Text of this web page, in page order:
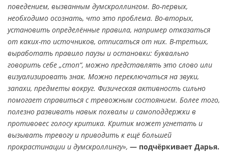
поведением, вызванным думскроллингом. Во-первых,
необходимо осознать, что это проблема. Во-вторых,
установить определённые правила, например отказаться
от каких-то источников, отписаться от них. В-третьих,
выработать правило паузы и остановки: буквально
говорить себе „стоп“, можно представлять это слово или
визуализировать знак. Можно переключаться на звуки,
запахи, предметы вокруг. Физическая активность сильно
помогает справиться с тревожным состоянием. Более того,
полезно развивать навык похвалы и самоподдержки в
противовес голосу критика. Критик может угнетать и
вызывать тревогу и приводить к ещё большей
прокрастинации и думскроллингу», — подчёркивает Дарья.